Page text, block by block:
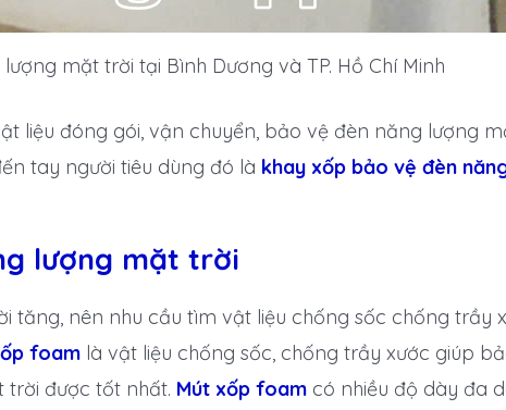
mặt trời tại Bình Dương và TP. Hồ Chí Minh
liệu đóng gói, vận chuyển, bảo vệ đèn năng lượng
tay người tiêu dùng đó là khay xốp bảo vệ đèn
lượng mặt trời
tăng, nên nhu cầu tìm vật liệu chống sốc chống trầy
foam là vật liệu chống sốc, chống trầy xước giúp
trời được tốt nhất. Mút xốp foam có nhiều độ dày đa